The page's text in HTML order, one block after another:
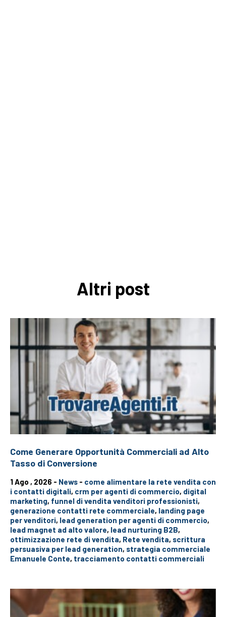
Altri post
Come Generare Opportunità Commerciali ad Alto
Tasso di Conversione
1 Ago , 2026 - News - come alimentare la rete vendita con
i contatti digitali, crm per agenti di commercio, digital
marketing, funnel di vendita venditori professionisti,
generazione contatti rete commerciale, landing page
per venditori, lead generation per agenti di commercio,
lead magnet ad alto valore, lead nurturing B2B,
ottimizzazione rete di vendita, Rete vendita, scrittura
persuasiva per lead generation, strategia commerciale
Emanuele Conte, tracciamento contatti commerciali